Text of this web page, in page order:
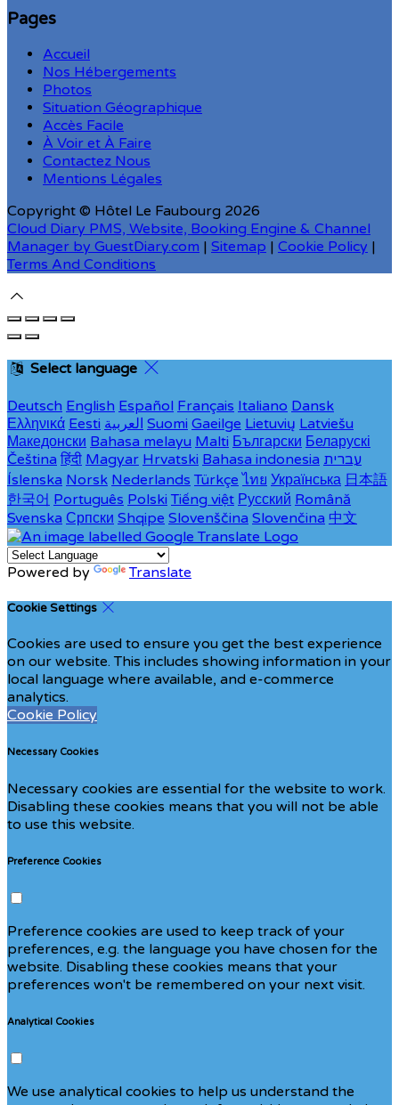
Pages
Accueil
Nos Hébergements
Photos
Situation Géographique
Accès Facile
À Voir et À Faire
Contactez Nous
Mentions Légales
Copyright © Hôtel Le Faubourg 2026
Cloud Diary PMS, Website, Booking Engine & Channel
Manager by GuestDiary.com | Sitemap | Cookie Policy |
Terms And Conditions
Select language
Deutsch English Español Français Italiano Dansk
Ελληνικά Eesti العربية Suomi Gaeilge Lietuvių Latviešu
Македонски Bahasa melayu Malti Български Беларускі
Čeština हिंदी Magyar Hrvatski Bahasa indonesia עברית
Íslenska Norsk Nederlands Türkçe ไทย Українська 日本語
한국어 Português Polski Tiếng việt Русский Română
Svenska Српски Shqipe Slovenščina Slovenčina 中文
Powered by Translate
Cookie Settings
Cookies are used to ensure you get the best experience
on our website. This includes showing information in your
local language where available, and e-commerce
analytics.
Cookie Policy
Necessary Cookies
Necessary cookies are essential for the website to work.
Disabling these cookies means that you will not be able
to use this website.
Preference Cookies
Preference cookies are used to keep track of your
preferences, e.g. the language you have chosen for the
website. Disabling these cookies means that your
preferences won't be remembered on your next visit.
Analytical Cookies
We use analytical cookies to help us understand the